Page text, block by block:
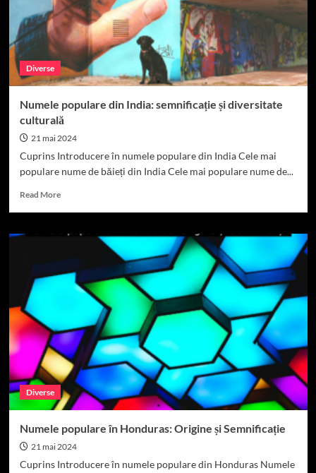
Diverse
Numele populare din India: semnificație și diversitate
culturală
21 mai 2024
Cuprins Introducere în numele populare din India Cele mai
populare nume de băieți din India Cele mai populare nume de...
Read MoreRead
Numele
din
India:
semnificație
diversitate
culturală
Diverse
Numele populare în Honduras: Origine și Semnificație
21 mai 2024
Cuprins Introducere în numele populare din Honduras Numele